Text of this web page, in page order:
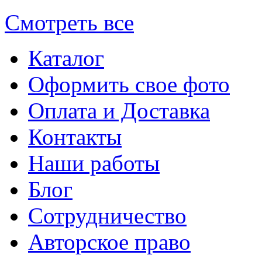
Смотреть все
Каталог
Оформить свое фото
Оплата и Доставка
Контакты
Наши работы
Блог
Сотрудничество
Авторское право